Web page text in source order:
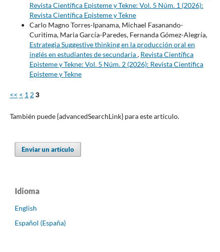
Revista Científica Episteme y Tekne: Vol. 5 Núm. 1 (2026):
Revista Científica Episteme y Tekne
Carlo Magno Torres-Ipanama, Michael Fasanando-
Curitima, Maria García-Paredes, Fernanda Gómez-Alegría,
Estrategia Suggestive thinking en la producción oral en
inglés en estudiantes de secundaria, Revista Científica
Episteme y Tekne: Vol. 5 Núm. 2 (2026): Revista Científica
Episteme y Tekne
<< < 1 23
También puede {advancedSearchLink} para este artículo.
Enviar un artículo
Idioma
English
Español (España)